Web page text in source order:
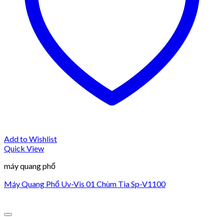
Add to Wishlist
Quick View
máy quang phổ
Máy Quang Phổ Uv-Vis 01 Chùm Tia Sp-V1100